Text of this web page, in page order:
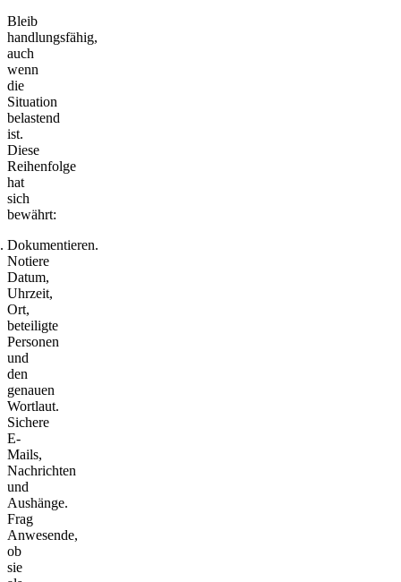
Bleib
handlungsfähig,
auch
wenn
die
Situation
belastend
ist.
Diese
Reihenfolge
hat
sich
bewährt:
Dokumentieren.
Notiere
Datum,
Uhrzeit,
Ort,
beteiligte
Personen
und
den
genauen
Wortlaut.
Sichere
E-
Mails,
Nachrichten
und
Aushänge.
Frag
Anwesende,
ob
sie